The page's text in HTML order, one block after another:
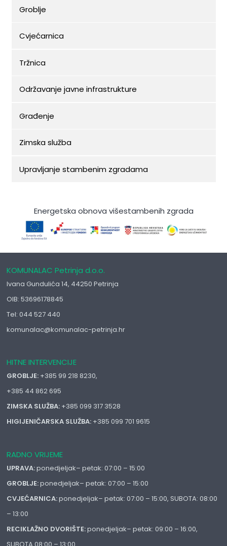
Groblje
Cvjećarnica
Tržnica
Održavanje javne infrastrukture
Građenje
Zimska služba
Upravljanje stambenim zgradama
Energetska obnova višestambenih zgrada
KOMUNALAC Petrinja d.o.o.
Ivana Gundulića 14, 44250 Petrinja
OIB: 53696178845
Tel: 044 527 440
komunalac@komunalac-petrinja.hr
HITNE INTERVENCIJE
GROBLJE: +385 99 218 8230,
+385 44 862 695
ZIMSKA SLUŽBA: +385 099 317 3528
HIGIJENIČARSKA SLUŽBA: +385 099 701 9615
RADNO VRIJEME
UPRAVA:ponedjeljak– petak: 07:00 – 15:00
GROBLJE:ponedjeljak– petak: 07:00 – 15:00
CVJEĆARNICA:ponedjeljak– petak: 07:00 – 15:00, SUBOTA: 08:00
– 13:00
RECIKLAŽNO DVORIŠTE:ponedjeljak– petak: 09:00 – 16:00,